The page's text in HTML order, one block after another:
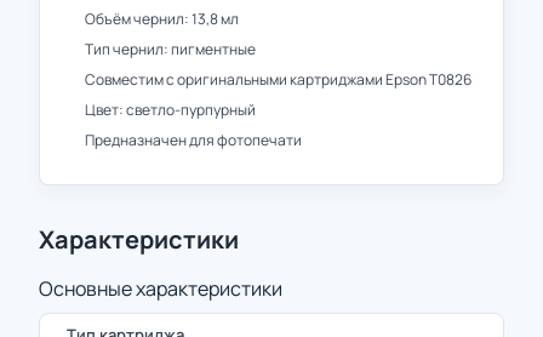
Объём чернил: 13,8 мл
Тип чернил: пигментные
Совместим с оригинальными картриджами Epson T0826
Цвет: светло-пурпурный
Предназначен для фотопечати
Характеристики
Основные характеристики